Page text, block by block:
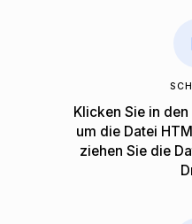
Klicken Sie in
um die Datei
ziehen Sie die